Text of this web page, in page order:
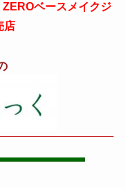
ベースメイクジ
店